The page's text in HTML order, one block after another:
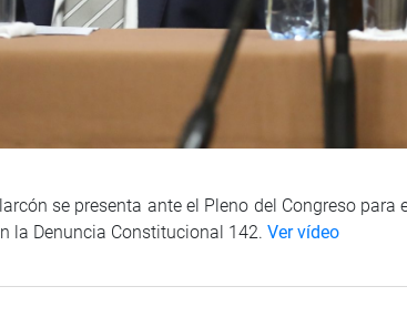
se presenta ante el Pleno del Congreso
la Denuncia Constitucional 142. Ver vídeo